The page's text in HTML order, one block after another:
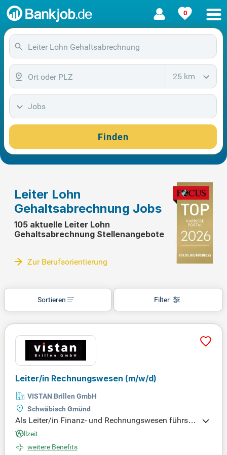
0
25 km
Jobs
Finden
Leiter Lohn
Gehaltsabrechnung Jobs
105 aktuelle Leiter Lohn
Gehaltsabrechnung Stellenangebote
Zur Berufsorientierung
Filter
Sortieren
Leiter/in Rechnungswesen (m/w/d)
VISTAN Brillen GmbH
Schwäbisch Gmünd
Als Leiter/in Finanz- und Rechnungswesen führst
Du ein dynamisches Team und kümmerst Dich um
die Erstellung der Jahresabschlüsse und das Contr
olling. Du bist verantwortlich für die Liquiditätspla
Vollzeit
weitere Benefits